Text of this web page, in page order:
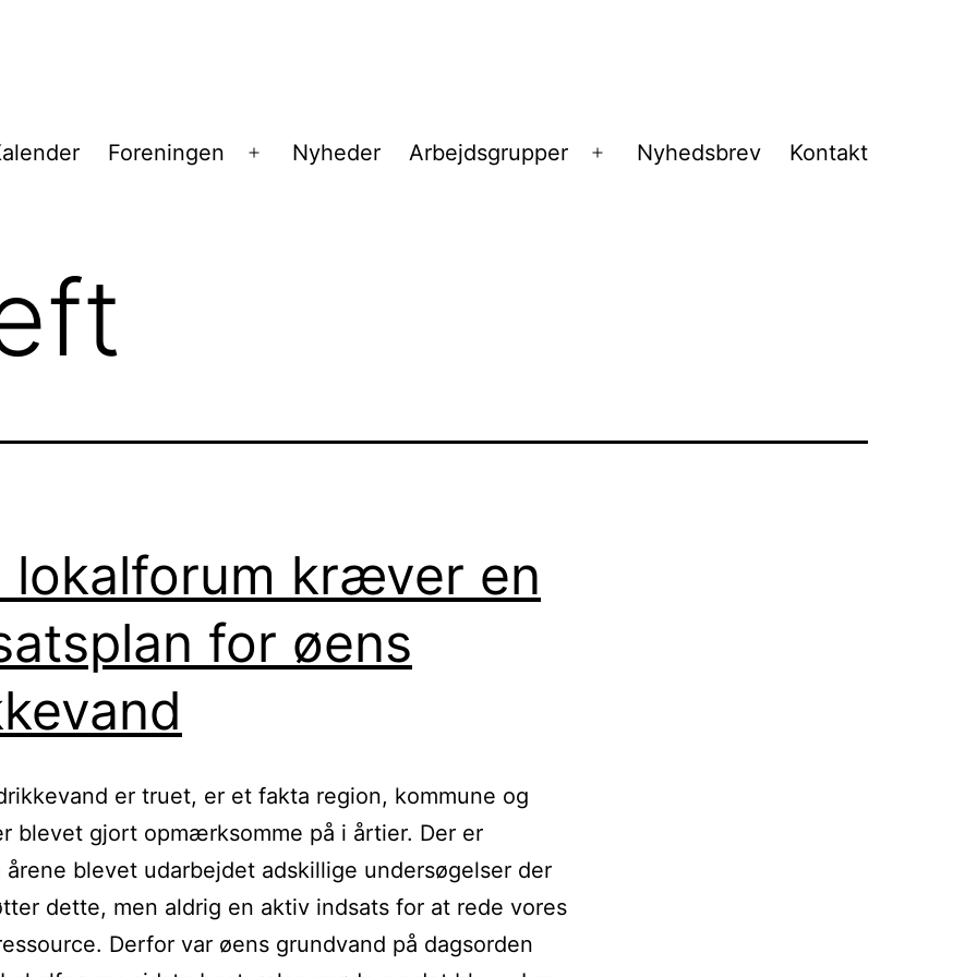
Foreningen
Åbn
Nyheder Arbejdsgrupper
Åbn
Nyhedsbrev Kontakt
lokalforum kræver en
for øens
er truet, er et fakta region, kommune og
blevet gjort opmærksomme på i årtier. Der er
årene blevet udarbejdet adskillige undersøgelser der
dette, men aldrig en aktiv indsats for at rede vores
Derfor var øens grundvand på dagsorden